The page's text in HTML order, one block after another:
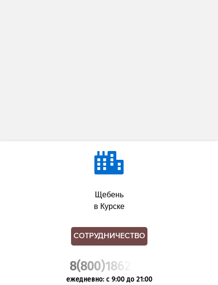
Щебень
в Курске
СОТРУДНИЧЕСТВО
8(800)1862102
ежедневно: с 9:00 до 21:00